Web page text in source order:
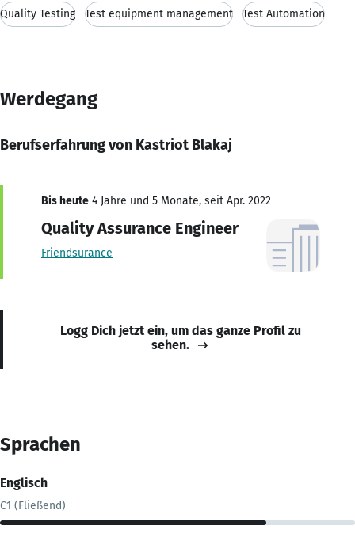
Quality Testing Test equipment management Test Automation
Werdegang
Berufserfahrung von Kastriot Blakaj
Bis heute 4 Jahre und 5 Monate, seit Apr. 2022
Quality Assurance Engineer
Friendsurance
Logg Dich jetzt ein, um das ganze Profil zu
sehen.
Sprachen
Englisch
C1 (Fließend)